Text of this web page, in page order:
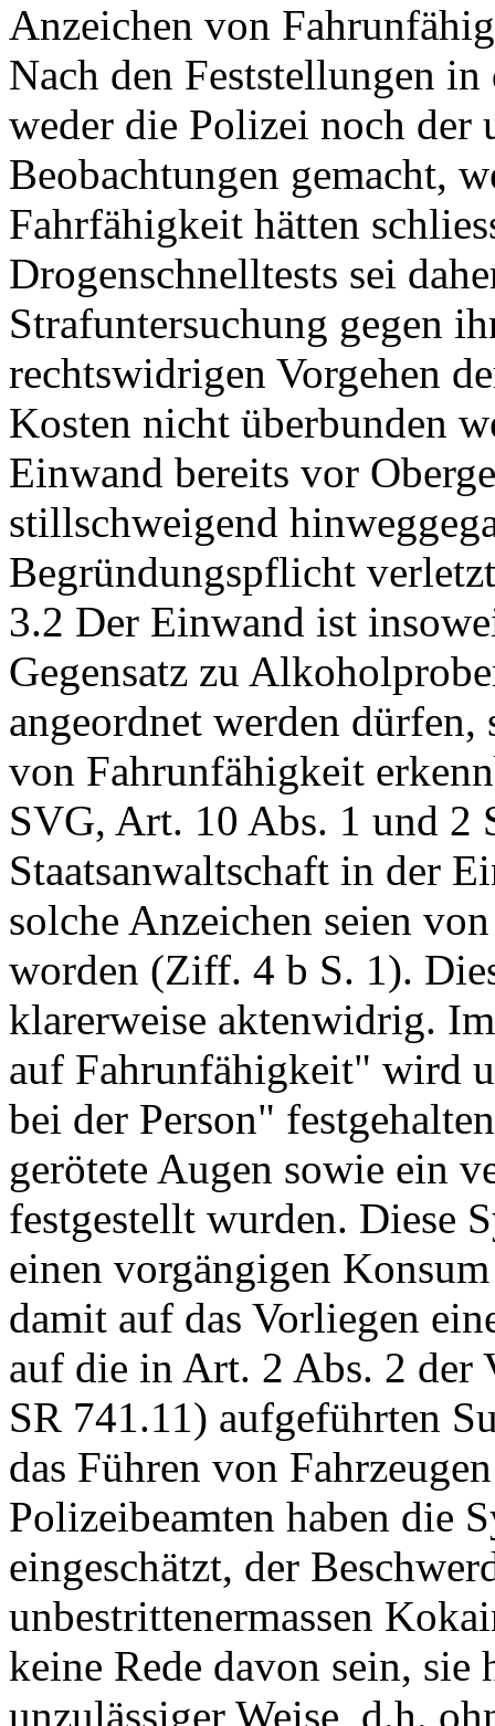
Anzeichen von
Nach den Feststellungen
weder die Polizei noch der
Beobachtungen gemacht,
Fahrfähigkeit hätten
Drogenschnelltests sei
Strafuntersuchung gegen
rechtswidrigen Vorgehen
Kosten nicht überbunden
Einwand bereits vor
stillschweigend
Begründungspflicht
3.2 Der Einwand ist
Gegensatz zu
angeordnet werden
von Fahrunfähigkeit
SVG, Art. 10 Abs. 1 und 2
Staatsanwaltschaft in der
solche Anzeichen seien
worden (Ziff. 4 b S. 1).
klarerweise aktenwidrig.
auf Fahrunfähigkeit" wird
bei der Person"
gerötete Augen sowie ein
festgestellt wurden. Diese
einen vorgängigen
damit auf das Vorliegen
auf die in Art. 2 Abs. 2 der
SR 741.11) aufgeführten
das Führen von
Polizeibeamten haben die
eingeschätzt, der
unbestrittenermassen
keine Rede davon sein,
unzulässiger Weise, d.h.